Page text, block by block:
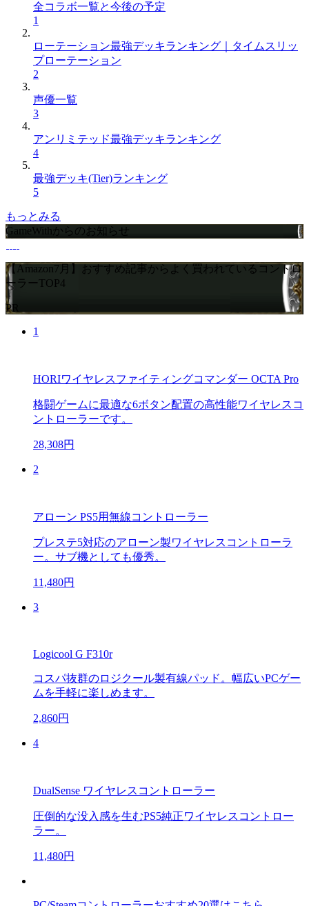
全コラボ一覧と今後の予定
1
ローテーション最強デッキランキング｜タイムスリッ
プローテーション
2
声優一覧
3
アンリミテッド最強デッキランキング
4
最強デッキ(Tier)ランキング
5
もっとみる
GameWithからのお知らせ
【Amazon7月】おすすめ記事からよく買われているコントロ
ーラーTOP4
PR
1
HORIワイヤレスファイティングコマンダー OCTA Pro
格闘ゲームに最適な6ボタン配置の高性能ワイヤレスコ
ントローラーです。
28,308円
2
アローン PS5用無線コントローラー
プレステ5対応のアローン製ワイヤレスコントローラ
ー。サブ機としても優秀。
11,480円
3
Logicool G F310r
コスパ抜群のロジクール製有線パッド。幅広いPCゲー
ムを手軽に楽しめます。
2,860円
4
DualSense ワイヤレスコントローラー
圧倒的な没入感を生むPS5純正ワイヤレスコントロー
ラー。
11,480円